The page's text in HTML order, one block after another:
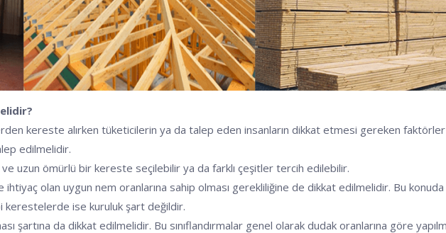
kereste alırken tüketicilerin ya da talep eden insanların dikkat etmesi gereken faktörler
edilmelidir.
uzun ömürlü bir kereste seçilebilir ya da farklı çeşitler tercih edilebilir.
olan uygun nem oranlarına sahip olması gerekliliğine de dikkat edilmelidir. Bu
kerestelerde ise kuruluk şart değildir.
şartına da dikkat edilmelidir. Bu sınıflandırmalar genel olarak dudak oranlarına göre